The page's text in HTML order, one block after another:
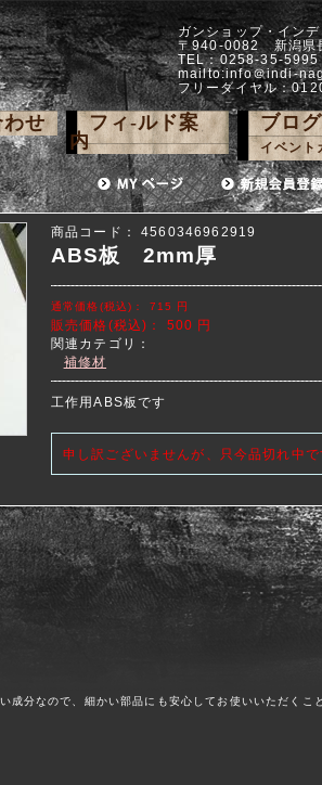
ガンショップ・インデ
〒940-0082 新潟県
TEL：0258-35-
mailto:info＠indi-
フリーダイヤル：
せ
フィ-ルド案
内
ブログ
イベント
商品コード： 4560346962919
ABS板 2mm厚
通常価格(税込)： 715 円
販売価格(税込)： 500 円
関連カテゴリ：
補修材
工作用ABS板です
申し訳ございませんが、只今品切れ中で
成分なので、細かい部品にも安心してお使いいただくこ